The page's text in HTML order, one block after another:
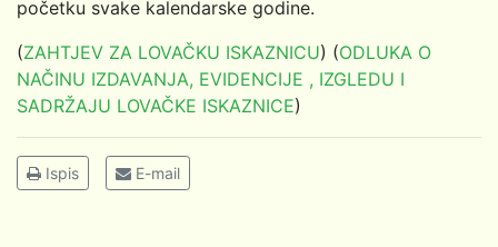
početku svake kalendarske godine.
(ZAHTJEV ZA LOVAČKU ISKAZNICU) (ODLUKA O
NAČINU IZDAVANJA, EVIDENCIJE , IZGLEDU I
SADRŽAJU LOVAČKE ISKAZNICE)
Ispis E-mail